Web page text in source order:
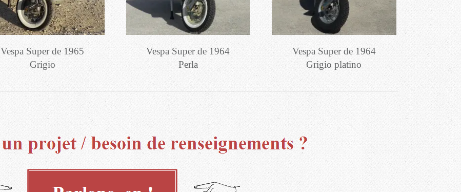
Vespa Super de 1965
Grigio
Vespa Super de 1964
Perla
Vespa Super de 1964
Grigio platino